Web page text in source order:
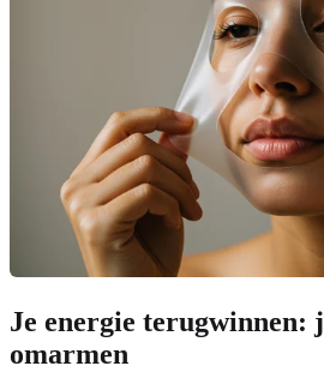
Je energie terugwinnen:
omarmen